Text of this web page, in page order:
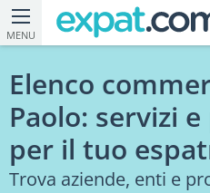
MENU
Elenco
Paolo: servizi
per il tuo
Trova aziende, enti e